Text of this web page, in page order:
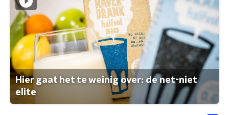
Hier gaat het te weinig over: de net-niet
elite